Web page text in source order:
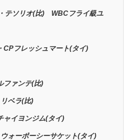
テソリオ(比) WBCフライ級ユ
フレッシュマート(タイ)
ァンテ(比)
ベラ(比)
イヨンジム(タイ)
ォーポーシーサケット(タイ)